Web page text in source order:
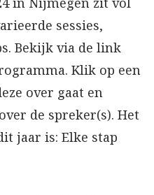
sessies,
Bekijk via de link
Klik op een
over gaat en
de spreker(s). Het
jaar is: Elke stap